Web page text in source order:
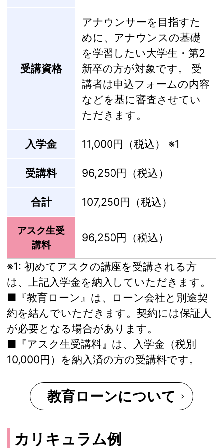
受講資格
アナウンサーを目指すた
めに、アナウンスの基礎
を学習したい大学生・第2
新卒の方が対象です。 受
講者は申込フォームの内容
などを基に審査させてい
ただきます。
入学金 11,000円（税込） ※1
受講料 96,250円（税込）
合計 107,250円（税込）
アスク生受
講料
96,250円（税込）
※1: 初めてアスクの講座を受講される方
は、上記入学金を納入していただきます。
■『教育ローン』は、ローン会社と別途契
約を結んでいただきます。契約には保証人
が必要となる場合があります。
■『アスク生受講料』は、入学金（税別
10,000円）を納入済の方の受講料です。
教育ローンについて
カリキュラム例